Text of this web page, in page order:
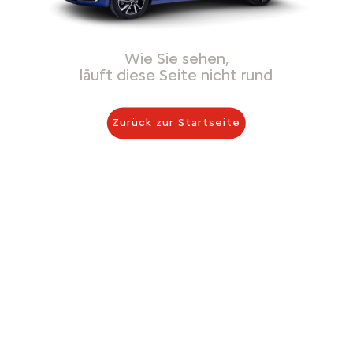
Wie Sie sehen,
läuft diese Seite nicht rund
Zurück zur Startseite